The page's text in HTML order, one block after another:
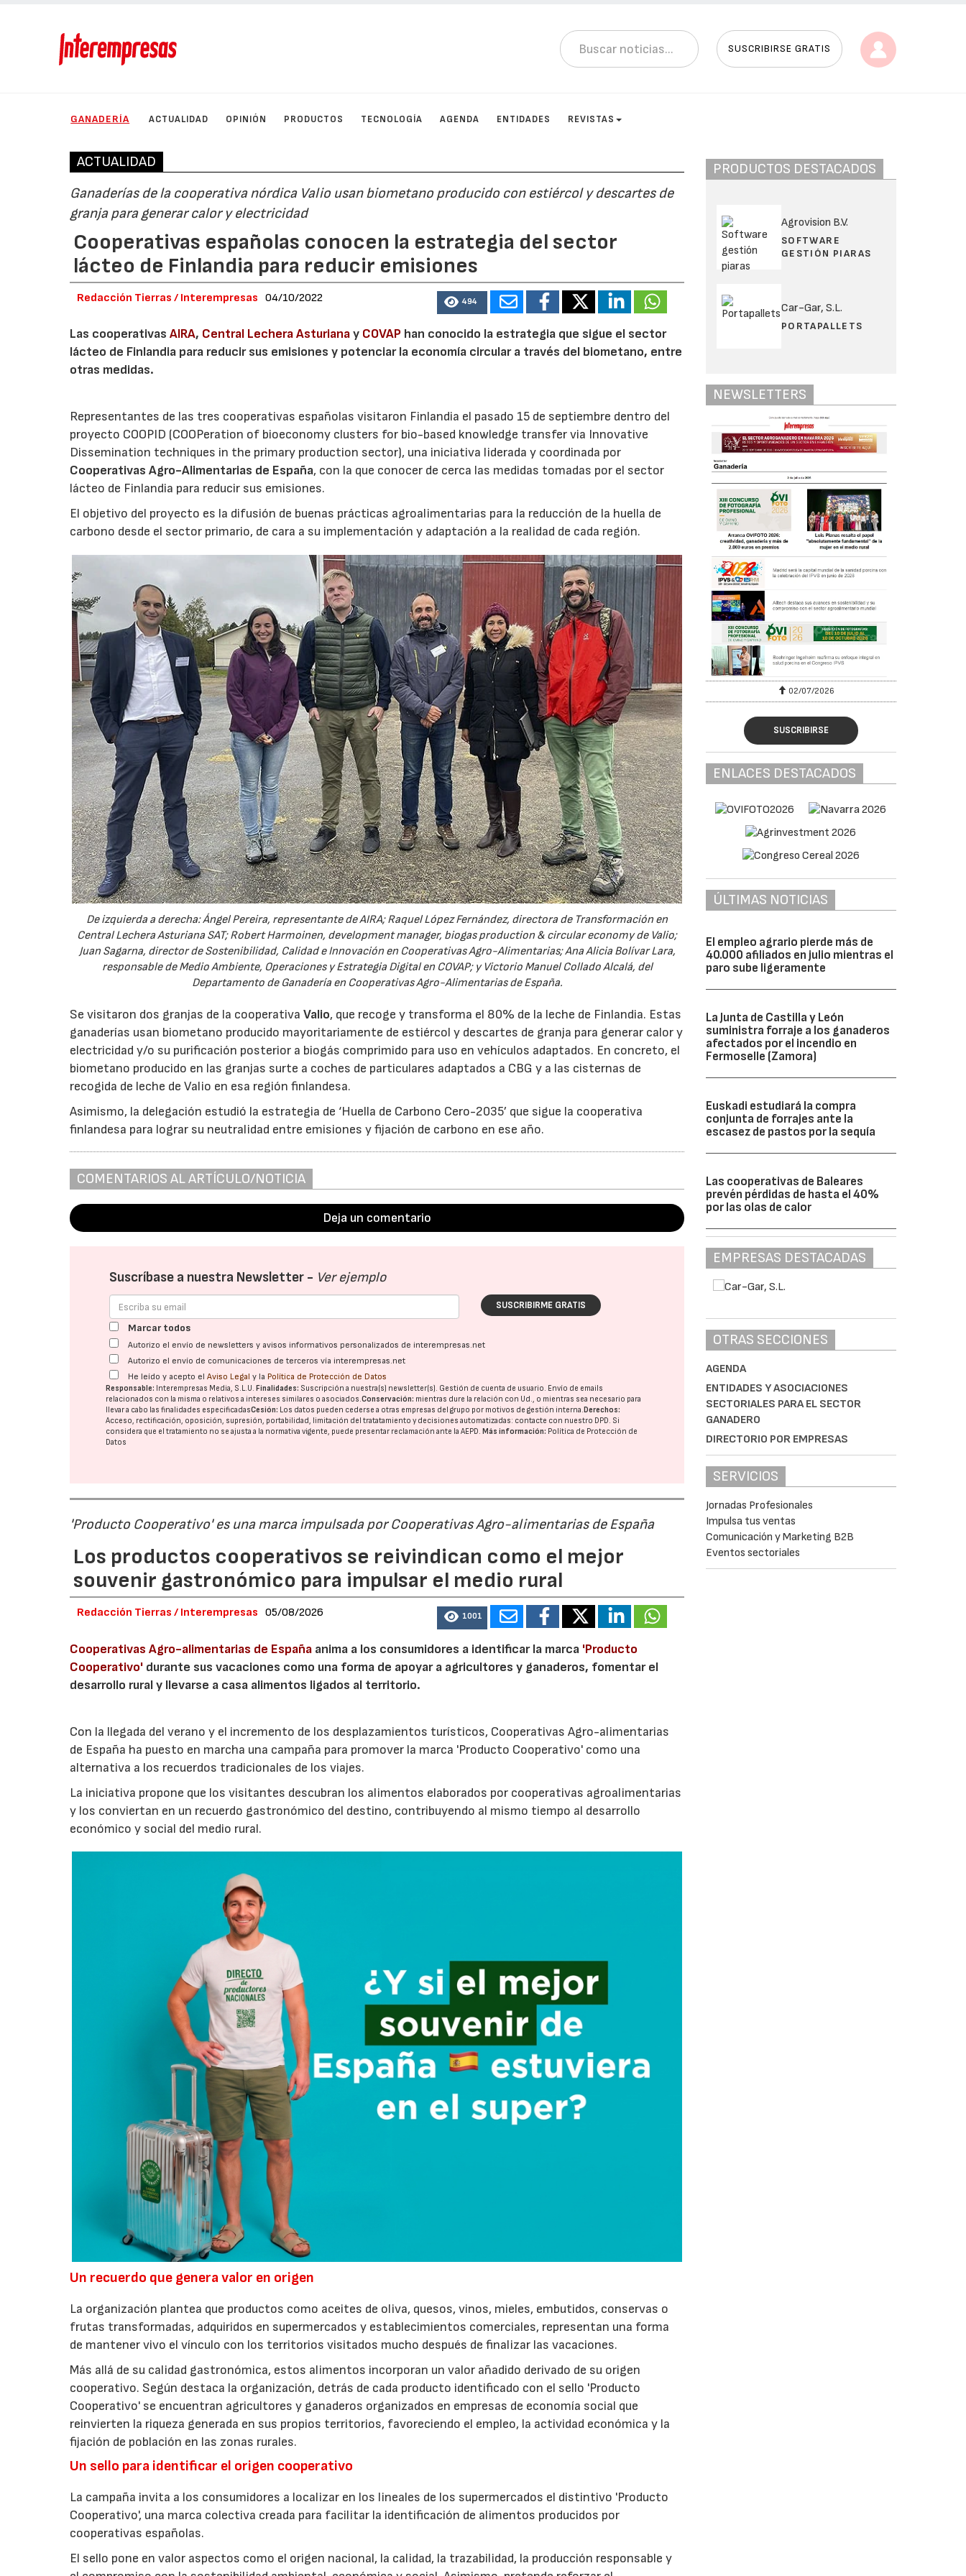
SUSCRIBIRSE GRATIS
GANADERÍA ACTUALIDAD OPINIÓN PRODUCTOS TECNOLOGÍA AGENDA ENTIDADES REVISTAS
ACTUALIDAD
Ganaderías de la cooperativa nórdica Valio usan biometano producido con estiércol y descartes de
granja para generar calor y electricidad
Cooperativas españolas conocen la estrategia del sector
lácteo de Finlandia para reducir emisiones
Redacción Tierras / Interempresas 04/10/2022 494
Las cooperativasAIRA, Central Lechera Asturianay COVAP han conocido la estrategia que sigue el sector
lácteo de Finlandia para reducir sus emisiones y potenciar la economía circular a través del biometano, entre
otras medidas.
Representantes de las tres cooperativas españolas visitaron Finlandia el pasado 15 de septiembre dentro del
proyecto COOPID (COOPeration of bioeconomy clusters for bio-based knowledge transfer via Innovative
Dissemination techniques in the primary production sector), una iniciativa liderada y coordinada por
Cooperativas Agro-Alimentarias de España, con la que conocer de cerca las medidas tomadas por el sector
lácteo de Finlandia para reducir sus emisiones.
El objetivo del proyecto es la difusión de buenas prácticas agroalimentarias para la reducción de la huella de
carbono desde el sector primario, de cara a su implementación y adaptación a la realidad de cada región.
De izquierda a derecha: Ángel Pereira, representante de AIRA; Raquel López Fernández, directora de Transformación en
Central Lechera Asturiana SAT; Robert Harmoinen, development manager, biogas production & circular economy de Valio;
Juan Sagarna, director de Sostenibilidad, Calidad e Innovación en Cooperativas Agro-Alimentarias; Ana Alicia Bolívar Lara,
responsable de Medio Ambiente, Operaciones y Estrategia Digital en COVAP; y Victorio Manuel Collado Alcalá, del
Departamento de Ganadería en Cooperativas Agro-Alimentarias de España.
Se visitaron dos granjas de la cooperativaValio, que recoge y transforma el 80% de la leche de Finlandia. Estas
ganaderías usan biometano producido mayoritariamente de estiércol y descartes de granja para generar calor y
electricidad y/o su purificación posterior a biogás comprimido para uso en vehículos adaptados. En concreto, el
biometano producido en las granjas surte a coches de particulares adaptados a CBG y a las cisternas de
recogida de leche de Valio en esa región finlandesa.
Asimismo, la delegación estudió la estrategia de ‘Huella de Carbono Cero-2035’ que sigue la cooperativa
finlandesa para lograr su neutralidad entre emisiones y fijación de carbono en ese año.
COMENTARIOS AL ARTÍCULO/NOTICIA
Deja un comentario
Suscríbase a nuestra Newsletter - Ver ejemplo
SUSCRIBIRME GRATIS
Marcar todos
Autorizo el envío de newsletters y avisos informativos personalizados de interempresas.net
Autorizo el envío de comunicaciones de terceros vía interempresas.net
He leído y acepto elAviso Legal y la Política de Protección de Datos
Responsable: Interempresas Media, S.L.U. Finalidades: Suscripción a nuestra(s) newsletter(s). Gestión de cuenta de usuario. Envío de emails
relacionados con la misma o relativos a intereses similares o asociados.Conservación: mientras dure la relación con Ud., o mientras sea necesario para
llevar a cabo las finalidades especificadasCesión: Los datos pueden cederse a otras empresas del grupo por motivos de gestión interna. Derechos:
Acceso, rectificación, oposición, supresión, portabilidad, limitación del tratatamiento y decisiones automatizadas: contacte con nuestro DPD. Si
considera que el tratamiento no se ajusta a la normativa vigente, puede presentar reclamación ante laAEPD. Más información: Política de Protección de
Datos
'Producto Cooperativo' es una marca impulsada por Cooperativas Agro-alimentarias de España
Los productos cooperativos se reivindican como el mejor
souvenir gastronómico para impulsar el medio rural
Redacción Tierras / Interempresas 05/08/2026 1001
Cooperativas Agro-alimentarias de España anima a los consumidores a identificar la marca 'Producto
Cooperativo' durante sus vacaciones como una forma de apoyar a agricultores y ganaderos, fomentar el
desarrollo rural y llevarse a casa alimentos ligados al territorio.
Con la llegada del verano y el incremento de los desplazamientos turísticos, Cooperativas Agro-alimentarias
de España ha puesto en marcha una campaña para promover la marca 'Producto Cooperativo' como una
alternativa a los recuerdos tradicionales de los viajes.
La iniciativa propone que los visitantes descubran los alimentos elaborados por cooperativas agroalimentarias
y los conviertan en un recuerdo gastronómico del destino, contribuyendo al mismo tiempo al desarrollo
económico y social del medio rural.
Un recuerdo que genera valor en origen
La organización plantea que productos como aceites de oliva, quesos, vinos, mieles, embutidos, conservas o
frutas transformadas, adquiridos en supermercados y establecimientos comerciales, representan una forma
de mantener vivo el vínculo con los territorios visitados mucho después de finalizar las vacaciones.
Más allá de su calidad gastronómica, estos alimentos incorporan un valor añadido derivado de su origen
cooperativo. Según destaca la organización, detrás de cada producto identificado con el sello 'Producto
Cooperativo' se encuentran agricultores y ganaderos organizados en empresas de economía social que
reinvierten la riqueza generada en sus propios territorios, favoreciendo el empleo, la actividad económica y la
fijación de población en las zonas rurales.
Un sello para identificar el origen cooperativo
La campaña invita a los consumidores a localizar en los lineales de los supermercados el distintivo 'Producto
Cooperativo', una marca colectiva creada para facilitar la identificación de alimentos producidos por
cooperativas españolas.
El sello pone en valor aspectos como el origen nacional, la calidad, la trazabilidad, la producción responsable y
PRODUCTOS DESTACADOS
Agrovision B.V.
SOFTWARE
GESTIÓN PIARAS
Car-Gar, S.L.
PORTAPALLETS
NEWSLETTERS
02/07/2026 16/07/2026 02/07/2026
SUSCRIBIRSE
ENLACES DESTACADOS
ÚLTIMAS NOTICIAS
El empleo agrario pierde más de
40.000 afiliados en julio mientras el
paro sube ligeramente
La Junta de Castilla y León
suministra forraje a los ganaderos
afectados por el incendio en
Fermoselle (Zamora)
Euskadi estudiará la compra
conjunta de forrajes ante la
escasez de pastos por la sequía
Las cooperativas de Baleares
prevén pérdidas de hasta el 40%
por las olas de calor
EMPRESAS DESTACADAS
OTRAS SECCIONES
AGENDA
ENTIDADES Y ASOCIACIONES
SECTORIALES PARA EL SECTOR
GANADERO
DIRECTORIO POR EMPRESAS
SERVICIOS
Jornadas Profesionales
Impulsa tus ventas
Comunicación y Marketing B2B
Eventos sectoriales